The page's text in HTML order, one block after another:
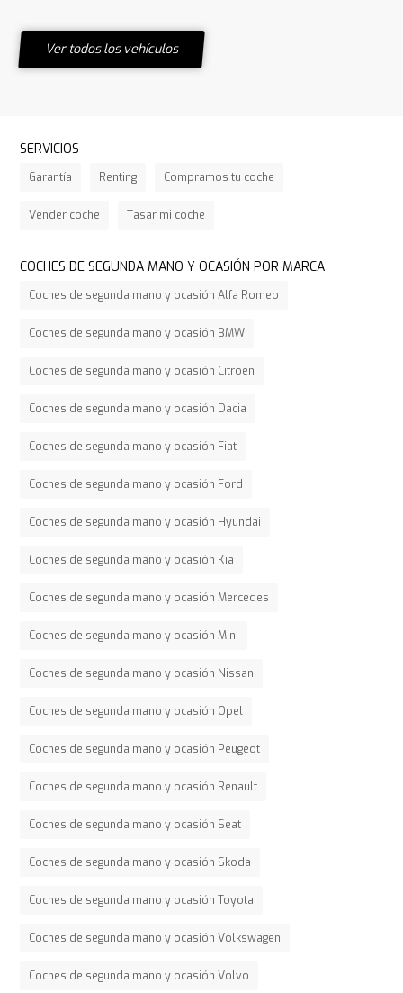
Ver todos los vehículos
SERVICIOS
Garantía Renting Compramos tu coche
Vender coche Tasar mi coche
COCHES DE SEGUNDA MANO Y OCASIÓN POR MARCA
Coches de segunda mano y ocasión Alfa Romeo
Coches de segunda mano y ocasión BMW
Coches de segunda mano y ocasión Citroen
Coches de segunda mano y ocasión Dacia
Coches de segunda mano y ocasión Fiat
Coches de segunda mano y ocasión Ford
Coches de segunda mano y ocasión Hyundai
Coches de segunda mano y ocasión Kia
Coches de segunda mano y ocasión Mercedes
Coches de segunda mano y ocasión Mini
Coches de segunda mano y ocasión Nissan
Coches de segunda mano y ocasión Opel
Coches de segunda mano y ocasión Peugeot
Coches de segunda mano y ocasión Renault
Coches de segunda mano y ocasión Seat
Coches de segunda mano y ocasión Skoda
Coches de segunda mano y ocasión Toyota
Coches de segunda mano y ocasión Volkswagen
Coches de segunda mano y ocasión Volvo